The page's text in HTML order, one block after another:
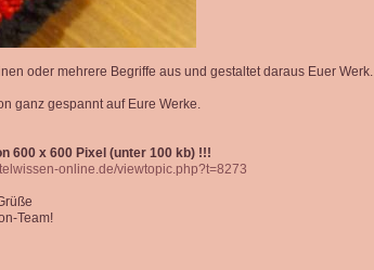
oder mehrere Begriffe aus und gestaltet daraus Euer Werk.
ganz gespannt auf Eure Werke.
600 x 600 Pixel (unter 100 kb) !!!
online.de/viewtopic.php?t=8273
Team!